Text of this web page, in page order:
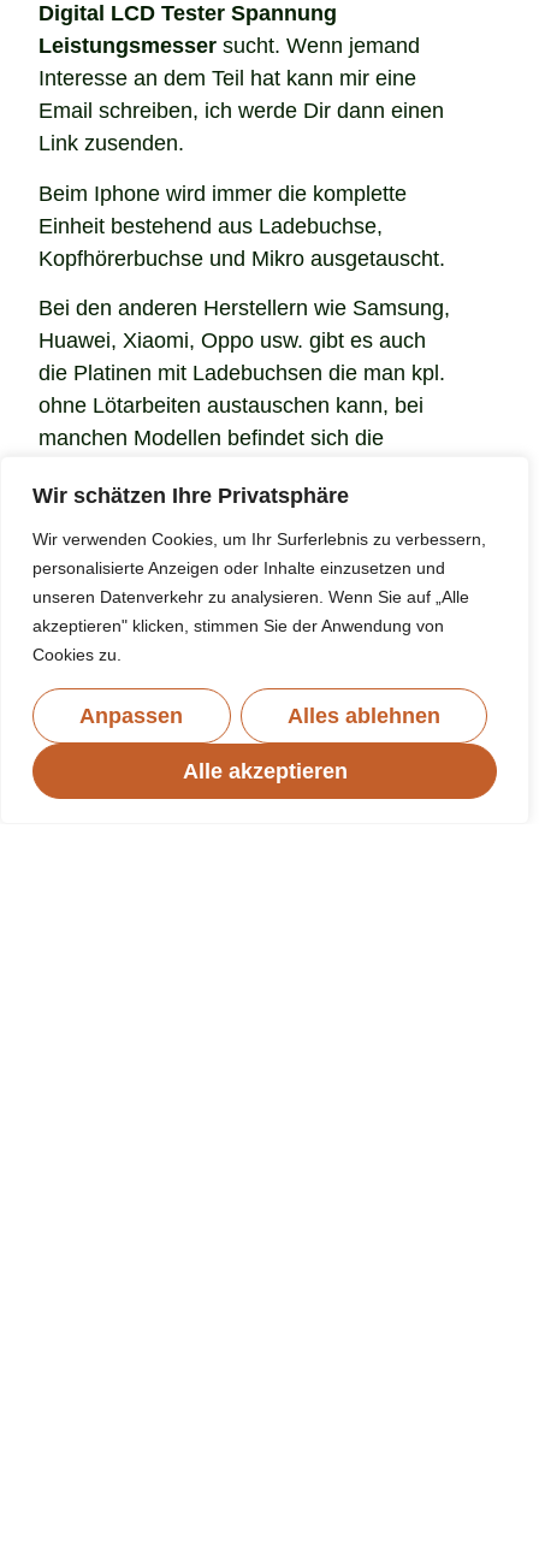
Wir schätzen Ihre Privatsphäre
Wir verwenden Cookies, um Ihr Surferlebnis zu verbessern,
personalisierte Anzeigen oder Inhalte einzusetzen und
unseren Datenverkehr zu analysieren. Wenn Sie auf „Alle
akzeptieren" klicken, stimmen Sie der Anwendung von
Cookies zu.
Anpassen Alles ablehnen
Alle akzeptieren
Digital LCD Tester Spannung
Leistungsmessersucht. Wenn jemand
Interesse an dem Teil hat kann mir eine
Email schreiben, ich werde Dir dann einen
Link zusenden.
Beim Iphone wird immer die komplette
Einheit bestehend aus Ladebuchse,
Kopfhörerbuchse und Mikro ausgetauscht.
Bei den anderen Herstellern wie Samsung,
Huawei, Xiaomi, Oppo usw. gibt es auch
die Platinen mit Ladebuchsen die man kpl.
ohne Lötarbeiten austauschen kann, bei
manchen Modellen befindet sich die
diesen Fall muss die Ladebuchse von der
Platine entlötet und eine neue wieder
aufgelötet werden. Für so eine Reparatur
ist schon ein bisschen Löterfahrung
notwendig. Diese Reparaturen können nur
unter dem Mikroskop durchgeführt
werden. Bei einigen USB-C Buchsen, vor
allem bei den Samsung A Modellen aber
auch die J Reihe , kommt es öfter vor dass
auch die Leiterbahnen zu den